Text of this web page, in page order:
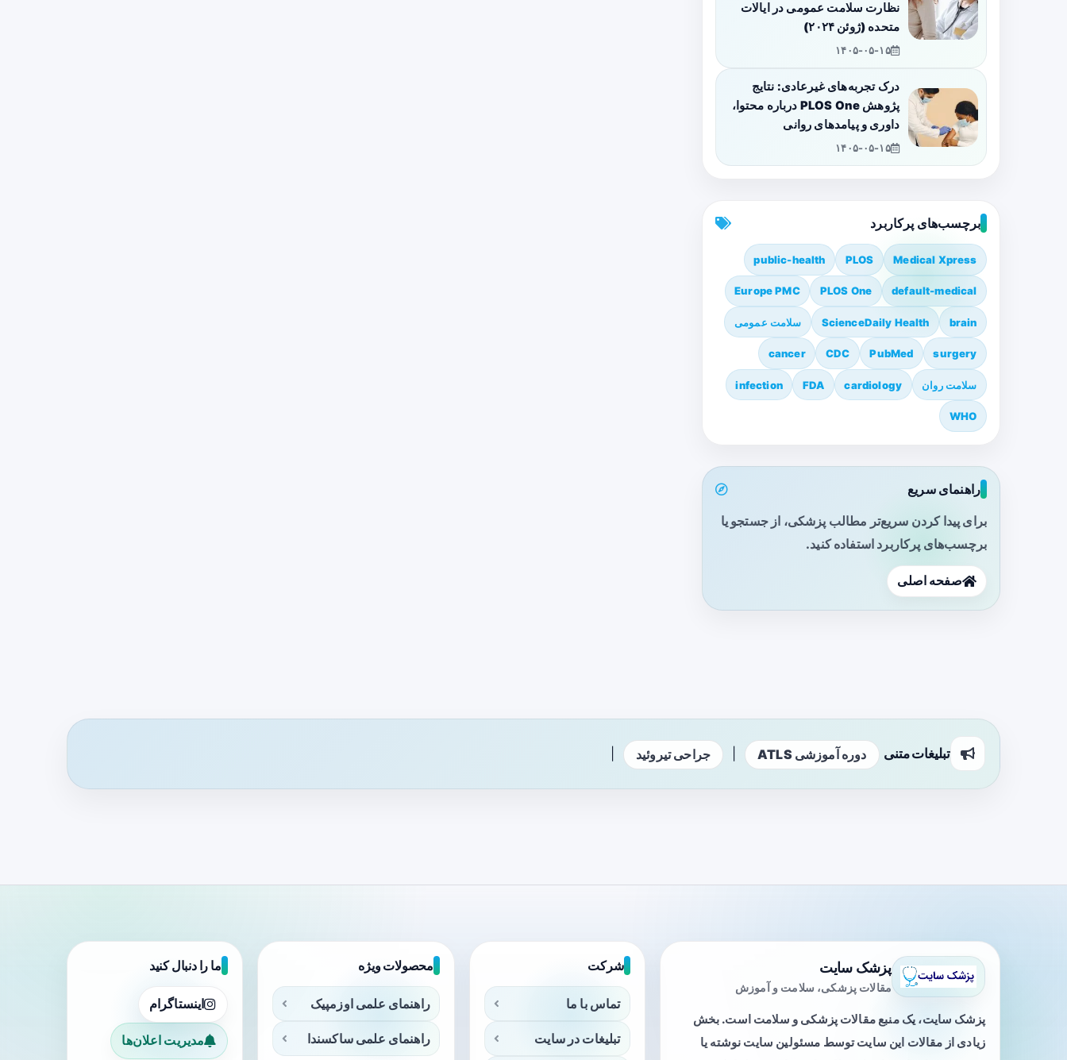
نظارت سلامت عمومی در ایالات
متحده (ژوئن ۲۰۲۴)
۱۴۰۵-۰۵-۱۵
درک تجربه‌های غیرعادی: نتایج
پژوهش PLOS One درباره محتوا،
داوری و پیامدهای روانی
۱۴۰۵-۰۵-۱۵
برچسب‌های پرکاربرد
Medical Xpress
PLOS
public-health
default-medical
PLOS One
Europe PMC
brain
ScienceDaily Health سلامت عمومی
surgery
PubMed
CDC
cancer
سلامت روان cardiology
FDA
infection
WHO
راهنمای سریع
برای پیدا کردن سریع‌تر مطالب پزشکی، از جستجو یا
برچسب‌های پرکاربرد استفاده کنید.
صفحه اصلی
تبلیغات متنی دوره آموزشی ATLS جراحی تیروئید
پزشک سایت
مقالات پزشکی، سلامت و آموزش
پزشک سایت، یک منبع مقالات پزشکی و سلامت است. بخش
زیادی از مقالات این سایت توسط مسئولین سایت نوشته یا
شرکت
تماس با ما
تبلیغات در سایت
محصولات ویژه
راهنمای علمی اوزمپیک
راهنمای علمی ساکسندا
ما را دنبال کنید
اینستاگرام
مدیریت اعلان‌ها